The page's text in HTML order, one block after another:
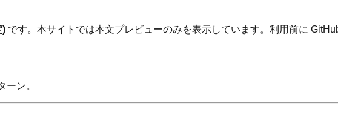
) です。本サイトでは本文プレビューのみを表示しています。利用前に
ン。